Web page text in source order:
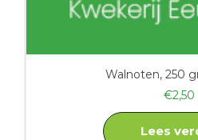
Walnoten, 250
€2,50
Lees